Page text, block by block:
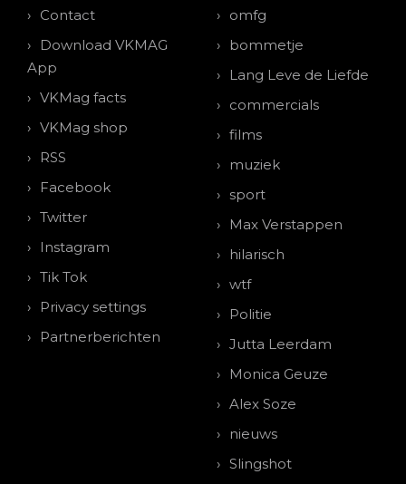
Contact
Download VKMAG
App
VKMag facts
VKMag shop
RSS
Facebook
Twitter
Instagram
Tik Tok
Privacy settings
Partnerberichten
omfg
bommetje
Lang Leve de Liefde
commercials
films
muziek
sport
Max Verstappen
hilarisch
wtf
Politie
Jutta Leerdam
Monica Geuze
Alex Soze
nieuws
Slingshot